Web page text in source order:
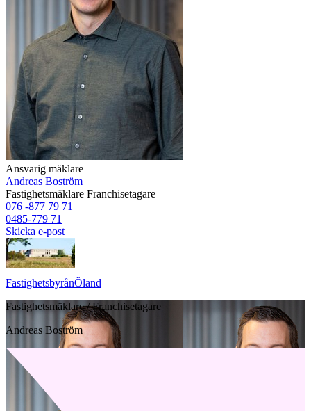
Ansvarig mäklare
Andreas Boström
Fastighetsmäklare Franchisetagare
076 -877 79 71
0485-779 71
Skicka e-post
FastighetsbyrånÖland
Fastighetsmäklare / Franchisetagare
Andreas Boström